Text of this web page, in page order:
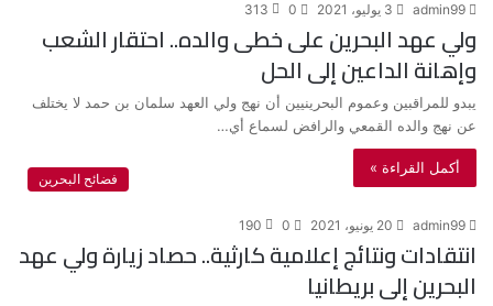
admin99 3 يوليو، 2021 0
313
ولي عهد البحرين على خطى والده.. احتقار الشعب
وإهانة الداعين إلى الحل
يبدو للمراقبين وعموم البحرينيين أن نهج ولي العهد سلمان بن حمد لا يختلف
عن نهج والده القمعي والرافض لسماع أي…
أكمل القراءة »
فضائح البحرين
admin99 20 يونيو، 2021 0
190
انتقادات ونتائج إعلامية كارثية.. حصاد زيارة ولي عهد
البحرين إلى بريطانيا